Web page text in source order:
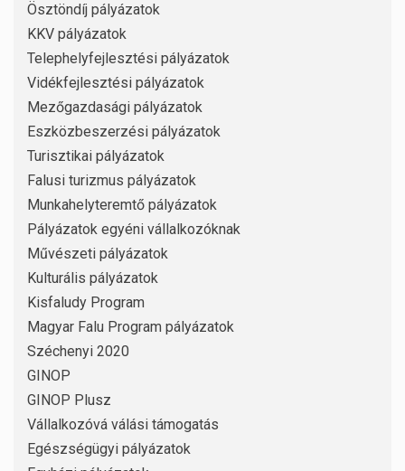
Ösztöndíj pályázatok
KKV pályázatok
Telephelyfejlesztési pályázatok
Vidékfejlesztési pályázatok
Mezőgazdasági pályázatok
Eszközbeszerzési pályázatok
Turisztikai pályázatok
Falusi turizmus pályázatok
Munkahelyteremtő pályázatok
Pályázatok egyéni vállalkozóknak
Művészeti pályázatok
Kulturális pályázatok
Kisfaludy Program
Magyar Falu Program pályázatok
Széchenyi 2020
GINOP
GINOP Plusz
Vállalkozóvá válási támogatás
Egészségügyi pályázatok